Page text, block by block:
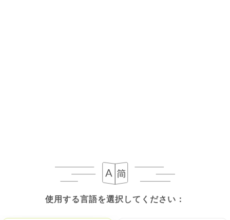
使用する言語を選択してください：
使用する言語を選択してください：